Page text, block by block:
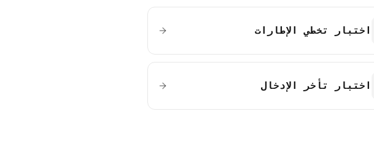
اختبار تخطي الإطارات
اختبار تأخر الإدخال